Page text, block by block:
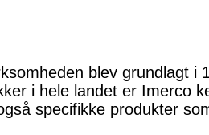
blev grundlagt i
i hele landet er Imerco
specifikke produkter